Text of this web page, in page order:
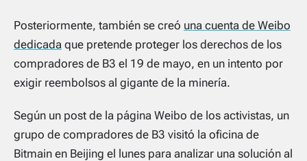
Posteriormente, también se creó una cuenta de Weibo
dedicada que pretende proteger los derechos de los
compradores de B3 el 19 de mayo, en un intento por
exigir reembolsos al gigante de la minería.
Según un post de la página Weibo de los activistas, un
grupo de compradores de B3 visitó la oficina de
Bitmain en Beijing el lunes para analizar una solución al